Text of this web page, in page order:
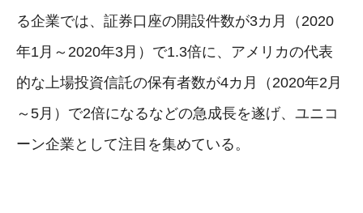
る企業では、証券口座の開設件数が3カ月（2020
年1月～2020年3月）で1.3倍に、アメリカの代表
的な上場投資信託の保有者数が4カ月（2020年2月
～5月）で2倍になるなどの急成長を遂げ、ユニコ
ーン企業として注目を集めている。